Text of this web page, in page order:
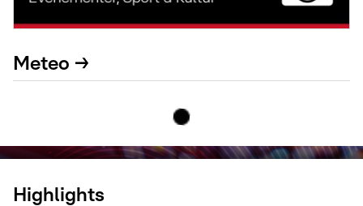
Meteo →
Highlights